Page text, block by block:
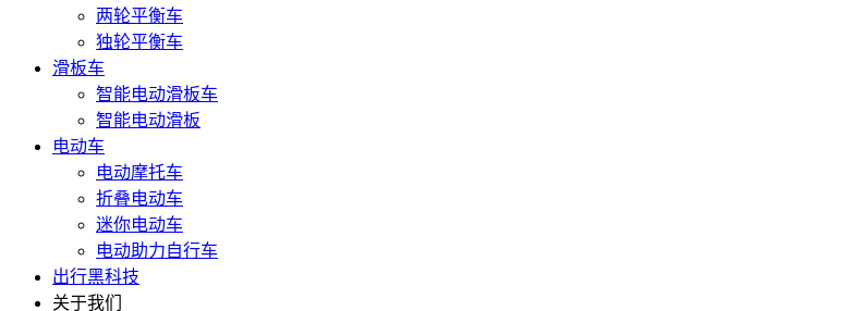
两轮平衡车
独轮平衡车
滑板车
智能电动滑板车
智能电动滑板
电动车
电动摩托车
折叠电动车
迷你电动车
电动助力自行车
出行黑科技
关于我们